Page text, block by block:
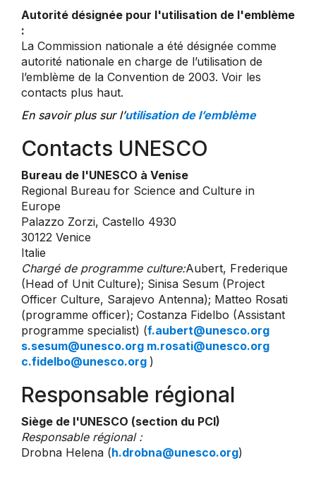
Autorité désignée pour l'utilisation de l'emblème
:
La Commission nationale a été désignée comme
autorité nationale en charge de l’utilisation de
l’emblème de la Convention de 2003. Voir les
contacts plus haut.
En savoir plus sur l’utilisation de l’emblème
Contacts UNESCO
Bureau de l'UNESCO à Venise
Regional Bureau for Science and Culture in
Europe
Palazzo Zorzi, Castello 4930
30122 Venice
Italie
Chargé de programme culture:Aubert, Frederique
(Head of Unit Culture); Sinisa Sesum (Project
Officer Culture, Sarajevo Antenna); Matteo Rosati
(programme officer); Costanza Fidelbo (Assistant
programme specialist) (f.aubert@unesco.org
s.sesum@unesco.org m.rosati@unesco.org
c.fidelbo@unesco.org )
Responsable régional
Siège de l'UNESCO (section du PCI)
Responsable régional :
Drobna Helena (h.drobna@unesco.org)